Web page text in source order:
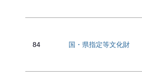
84 国・県指定等文化財